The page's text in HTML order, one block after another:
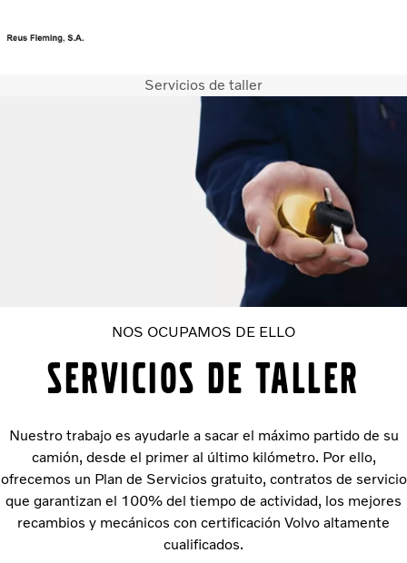
Portal de concesionarios
Servicios de taller
NOS OCUPAMOS DE ELLO
SERVICIOS DE TALLER
Nuestro trabajo es ayudarle a sacar el máximo partido de su
camión, desde el primer al último kilómetro. Por ello,
ofrecemos un Plan de Servicios gratuito, contratos de servicio
que garantizan el 100% del tiempo de actividad, los mejores
recambios y mecánicos con certificación Volvo altamente
cualificados.